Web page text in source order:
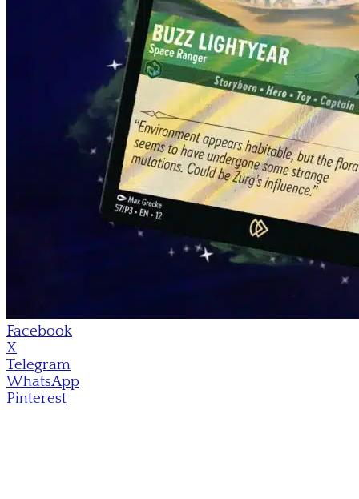
Facebook
X
Telegram
WhatsApp
Pinterest